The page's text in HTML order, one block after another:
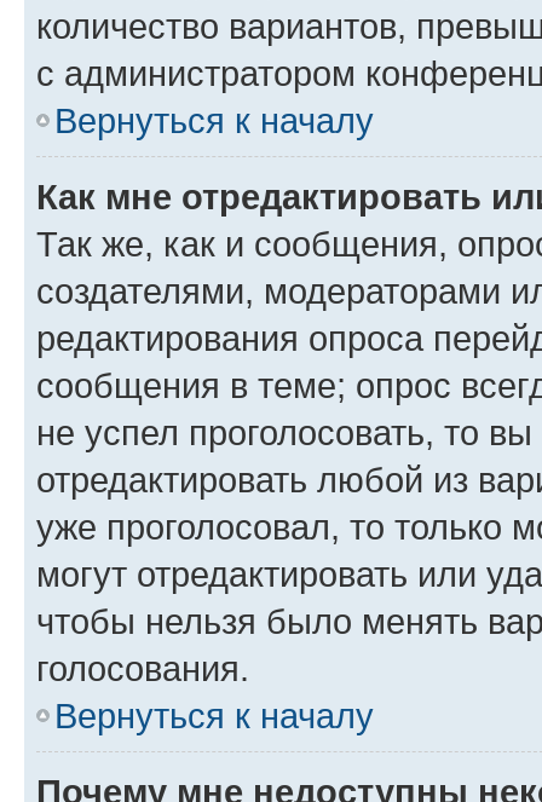
количество вариантов,
с администратором
Вернуться к началу
Как мне отредактировать
Так же, как и сообщения,
создателями, модераторами
редактирования опроса
сообщения в теме; опрос
не успел проголосовать, то
отредактировать любой из
уже проголосовал, то только
могут отредактировать или
чтобы нельзя было менять
голосования.
Вернуться к началу
Почему мне недоступны